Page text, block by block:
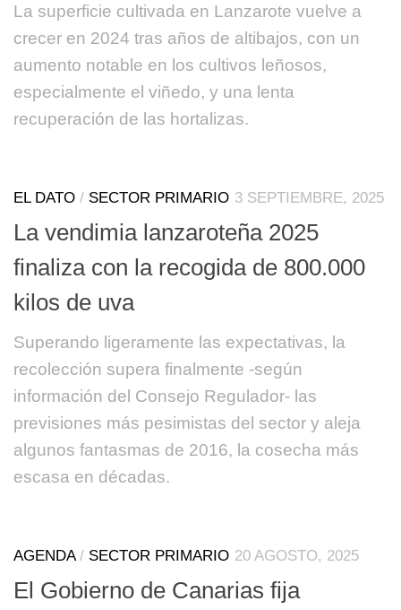
La superficie cultivada en Lanzarote vuelve a
crecer en 2024 tras años de altibajos, con un
aumento notable en los cultivos leñosos,
especialmente el viñedo, y una lenta
recuperación de las hortalizas.
EL DATO / SECTOR PRIMARIO 3 SEPTIEMBRE, 2025
La vendimia lanzaroteña 2025
finaliza con la recogida de 800.000
kilos de uva
Superando ligeramente las expectativas, la
recolección supera finalmente -según
información del Consejo Regulador- las
previsiones más pesimistas del sector y aleja
algunos fantasmas de 2016, la cosecha más
escasa en décadas.
AGENDA/ SECTOR PRIMARIO 20 AGOSTO, 2025
El Gobierno de Canarias fija